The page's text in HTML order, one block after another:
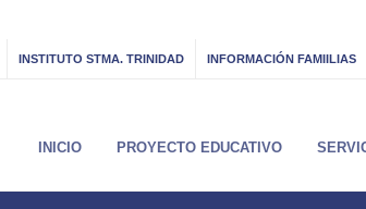
INSTITUTO STMA. TRINIDAD INFORMACIÓN FAMIILIAS
INICIO PROYECTO EDUCATIVO